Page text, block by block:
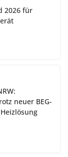
2026 für
neuer BEG-